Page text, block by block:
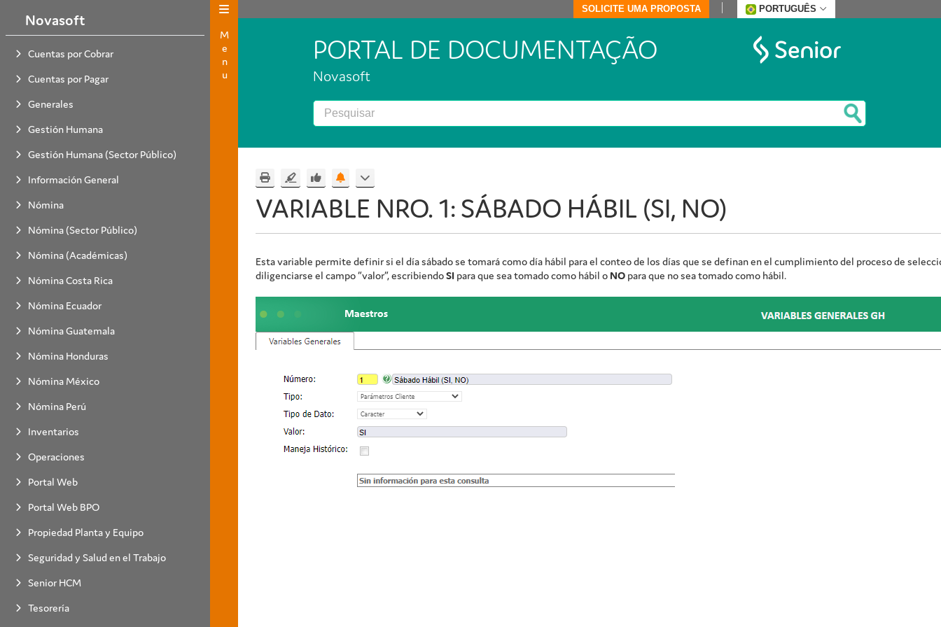
Novasoft
Cuentas por Cobrar
Cuentas por Pagar
Generales
Gestión Humana
Gestión Humana (Sector Público)
Información General
Nómina
Nómina (Sector Público)
Nómina (Académicas)
Nómina Costa Rica
Nómina Ecuador
Nómina Guatemala
Nómina Honduras
Nómina México
Nómina Perú
Inventarios
Operaciones
Portal Web
Portal Web BPO
Propiedad Planta y Equipo
Seguridad y Salud en el Trabajo
Senior HCM
Tesorería
Menu
SOLICITE UMA PROPOSTA PORTUGUÊS
PORTAL DE DOCUMENTAÇÃO
Novasoft
VARIABLE NRO. 1: SÁBADO HÁBIL (SI, NO)
Esta variable permite definir si el día sábado se tomará como día hábil para el conteo de los días que se definan en el cumplimiento del proceso de
diligenciarse el campo “valor”, escribiendoSI para que sea tomado como hábil o NO para que no sea tomado como hábil.